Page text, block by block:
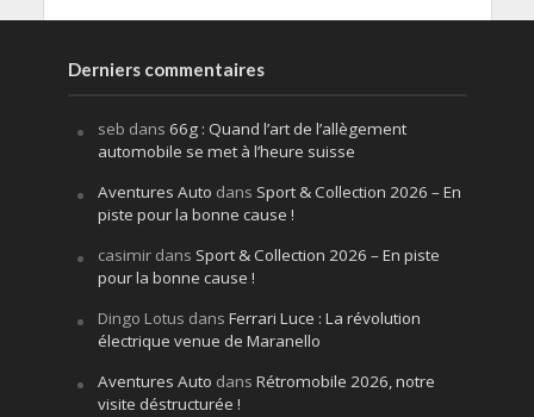
Derniers commentaires
seb dans 66g : Quand l’art de l’allègement
automobile se met à l’heure suisse
Aventures Auto dans Sport & Collection 2026 – En
piste pour la bonne cause !
casimirdans Sport & Collection 2026 – En piste
pour la bonne cause !
Dingo Lotus dans Ferrari Luce : La révolution
électrique venue de Maranello
Aventures Auto dans Rétromobile 2026, notre
visite déstructurée !